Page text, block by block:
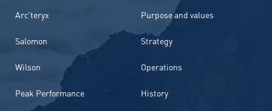
Arc’teryx
Salomon
Wilson
Peak Performance
Purpose and values
Strategy
Operations
History